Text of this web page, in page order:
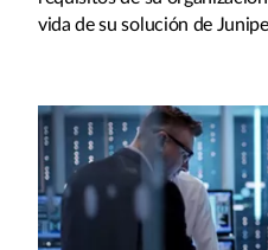
vida de su solución de